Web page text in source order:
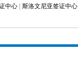
中心 斯洛文尼亚签证中心